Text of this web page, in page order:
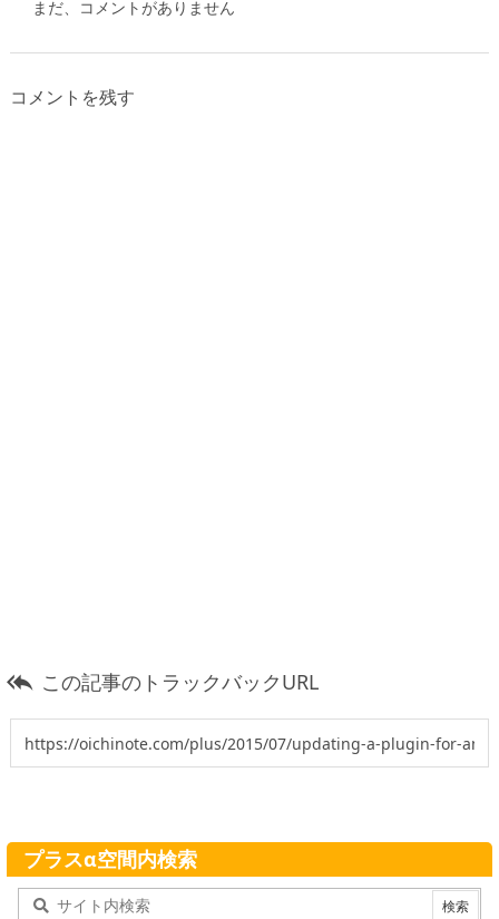
まだ、コメントがありません
コメントを残す
 この記事のトラックバックURL
プラスα空間内検索